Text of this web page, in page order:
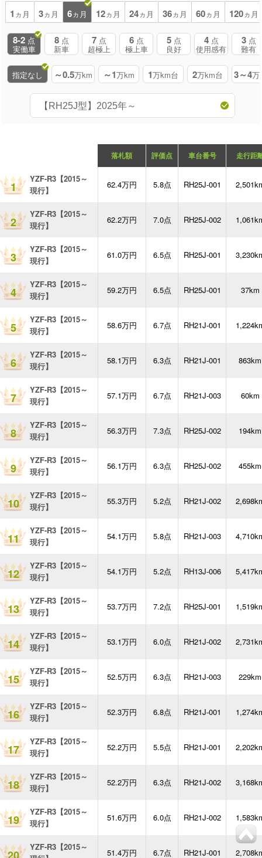
1 ヵ月 3ヵ月 6ヵ月 12ヵ月 24ヵ月 36ヵ月 60ヵ月 120ヵ月
8-2 点
実働車
8 点
新車
7 点
超極上
6 点
極上車
5 点
良好
4 点
使用感有
3 点
難有
指定なし ～0.5万km ～1万km 1万km台 2万km台 3～4万
落札額 評価点 車台番号 走行距
1
YZF-R3【2015～
現行】
62.4万円 5.8点 RH25J-001
2
YZF-R3【2015～
現行】
62.2万円 7.0点 RH25J-002
3
YZF-R3【2015～
現行】
61.0万円 6.5点 RH25J-001
4
YZF-R3【2015～
現行】
59.2万円 6.5点 RH25J-001 37km
5
YZF-R3【2015～
現行】
58.6万円 6.7点 RH21J-001
6
YZF-R3【2015～
現行】
58.1万円 6.3点 RH21J-001 863km
7
YZF-R3【2015～
現行】
57.1万円 6.7点 RH21J-003 60km
8
YZF-R3【2015～
現行】
56.3万円 7.3点 RH25J-002 194km
9
YZF-R3【2015～
現行】
56.1万円 6.3点 RH25J-002 455km
10
YZF-R3【2015～
現行】
55.3万円 5.2点 RH21J-002
11
YZF-R3【2015～
現行】
54.1万円 5.8点 RH21J-003
12
YZF-R3【2015～
現行】
54.1万円 5.2点 RH13J-006
13
YZF-R3【2015～
現行】
53.7万円 7.2点 RH25J-001
14
YZF-R3【2015～
現行】
53.1万円 6.0点 RH21J-002
15
YZF-R3【2015～
現行】
52.5万円 6.3点 RH21J-003 229km
16
YZF-R3【2015～
現行】
52.3万円 6.8点 RH21J-001
17
YZF-R3【2015～
現行】
52.2万円 5.5点 RH21J-001
18
YZF-R3【2015～
現行】
52.2万円 6.3点 RH21J-002
19
YZF-R3【2015～
現行】
51.6万円 6.0点 RH21J-002
YZF-R3【2015～
51.4万円 6.7点 RH21J-001